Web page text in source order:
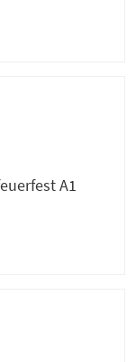
A1